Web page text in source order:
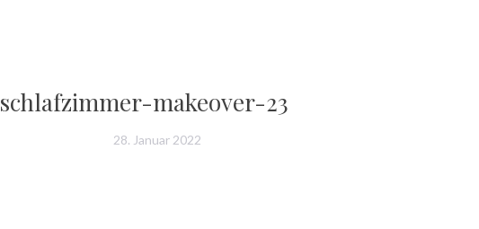
schlafzimmer-makeover-23
28. Januar 2022